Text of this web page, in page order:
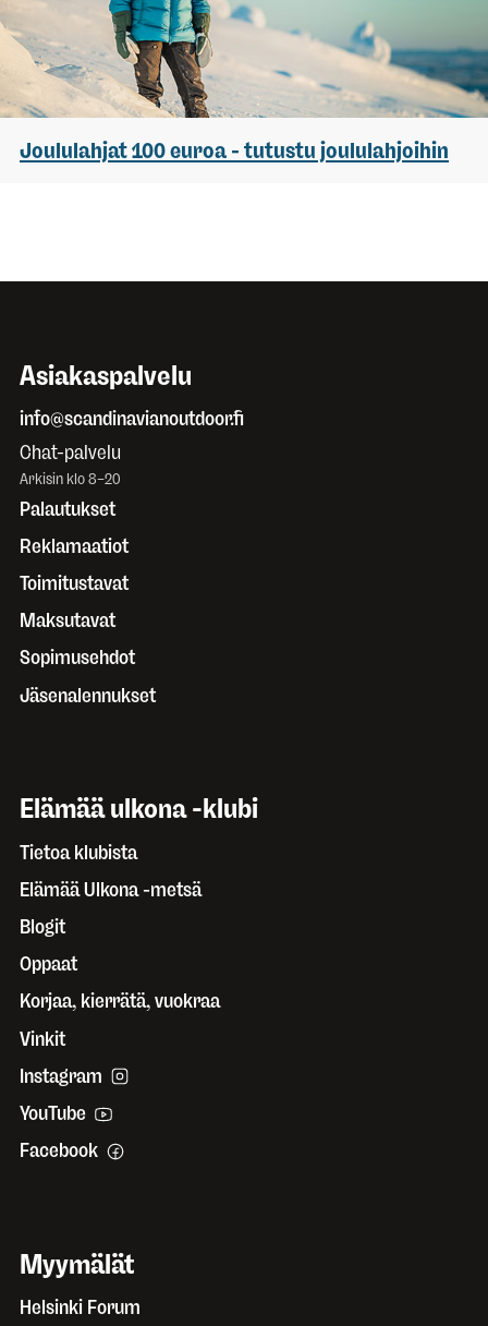
Joululahjat 100 euroa - tutustu joululahjoihin
Asiakaspalvelu
info@scandinavianoutdoor.fi
Chat-palvelu
Arkisin klo 8–20
Palautukset
Reklamaatiot
Toimitustavat
Maksutavat
Sopimusehdot
Jäsenalennukset
Elämää ulkona -klubi
Tietoa klubista
Elämää Ulkona -metsä
Blogit
Oppaat
Korjaa, kierrätä, vuokraa
Vinkit
Instagram
YouTube
Facebook
Myymälät
Helsinki Forum